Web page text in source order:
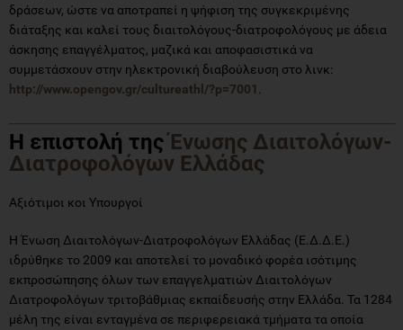
δράσεων, ώστε να αποτραπεί η ψήφιση της συγκεκριμένης
διάταξης και καλεί τους διαιτολόγους-διατροφολόγους με άδεια
άσκησης επαγγέλματος, μαζικά και αποφασιστικά να
συμμετάσχουν στην ηλεκτρονική διαβούλευση στο λινκ:
http://www.opengov.gr/cultureathl/?p=7001
Η επιστολή τηςΈνωσης Διαιτολόγων-
Διατροφολόγων Ελλάδας
Αξιότιμοι κοι Υπουργοί
H Ένωση Διαιτολόγων-Διατροφολόγων Ελλάδας (Ε.Δ.Δ.Ε.)
ιδρύθηκε το 2009 και αποτελεί το μοναδικό φορέα ισότιμης
εκπροσώπησης όλων των επαγγελματιών Διαιτολόγων
Διατροφολόγων τριτοβάθμιας εκπαίδευσής στην Ελλάδα. Τα 1284
μέλη της είναι ενταγμένα σε περιφερειακά τμήματα τα οποία